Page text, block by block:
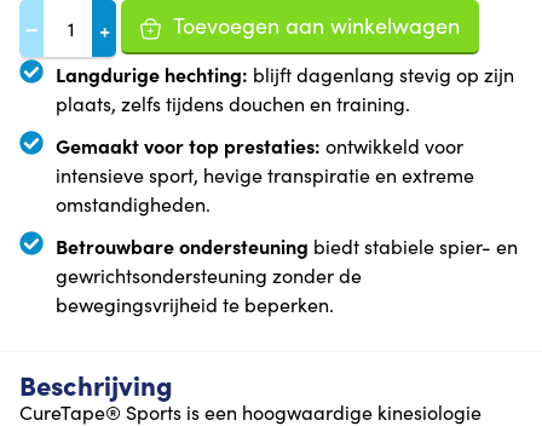
− + Toevoegen aan winkelwagen
Langdurige hechting: blijft dagenlang stevig op zijn
plaats, zelfs tijdens douchen en training.
Gemaakt voor top prestaties: ontwikkeld voor
intensieve sport, hevige transpiratie en extreme
omstandigheden.
Betrouwbare ondersteuning biedt stabiele spier- en
gewrichtsondersteuning zonder de
bewegingsvrijheid te beperken.
Beschrijving
CureTape® Sports is een hoogwaardige kinesiologie